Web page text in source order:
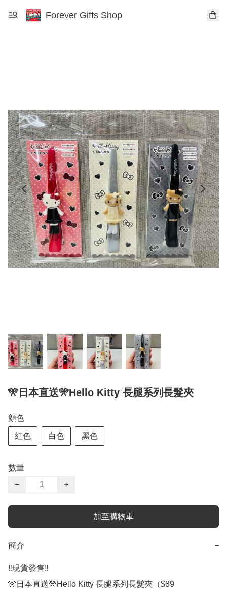
Forever Gifts Shop
🎌日本直送🎌Hello Kitty 長腿系列長髮夾
顏色
紅色 白色 黑色
數量
−
+
加至購物車
簡介 −
‼️現貨發售‼️
🎌日本直送🎌Hello Kitty 長腿系列長髮夾（$89